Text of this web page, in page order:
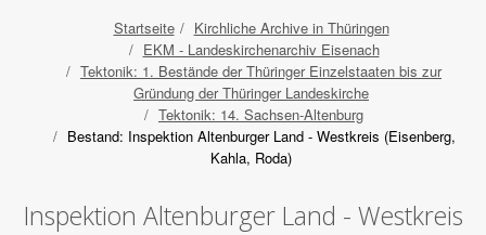
Startseite
Kirchliche Archive in Thüringen
EKM - Landeskirchenarchiv Eisenach
Tektonik: 1. Bestände der Thüringer Einzelstaaten bis zur
Gründung der Thüringer Landeskirche
Tektonik: 14. Sachsen-Altenburg
Bestand: Inspektion Altenburger Land - Westkreis (Eisenberg,
Kahla, Roda)
Inspektion Altenburger Land - Westkreis